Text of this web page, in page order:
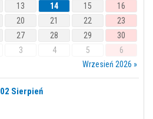
13 14 15
16
20 21 22
23
27 28 29
30
3 4 5
6
Wrzesień 2026 »
02 Sierpień